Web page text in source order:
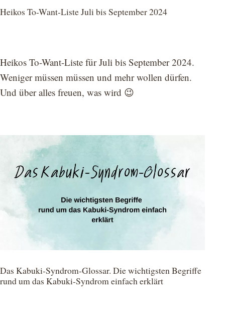
Heikos To-Want-Liste Juli bis September 2024
Heikos To-Want-Liste für Juli bis September 2024.
Weniger müssen müssen und mehr wollen dürfen.
Und über alles freuen, was wird 😉
Das Kabuki-Syndrom-Glossar. Die wichtigsten Begriffe
rund um das Kabuki-Syndrom einfach erklärt